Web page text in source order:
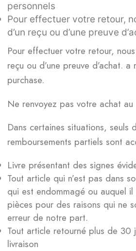
personnels
Pour effectuer votre retour,
d’un reçu ou d’une preuve
Pour effectuer votre retour,
reçu ou d’une preuve d’achat.
purchase.
Ne renvoyez pas votre achat
Dans certaines situations, seuls
remboursements partiels sont
Livre présentant des signes
Tout article qui n’est pas dans
qui est endommagé ou auquel il
pièces pour des raisons qui ne
erreur de notre part.
Tout article retourné plus de 30
livraison